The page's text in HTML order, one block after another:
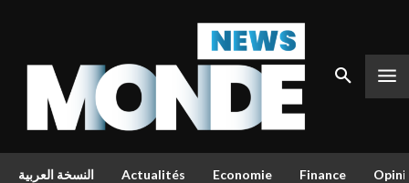
النسخة العربية Actualités Economie Finance